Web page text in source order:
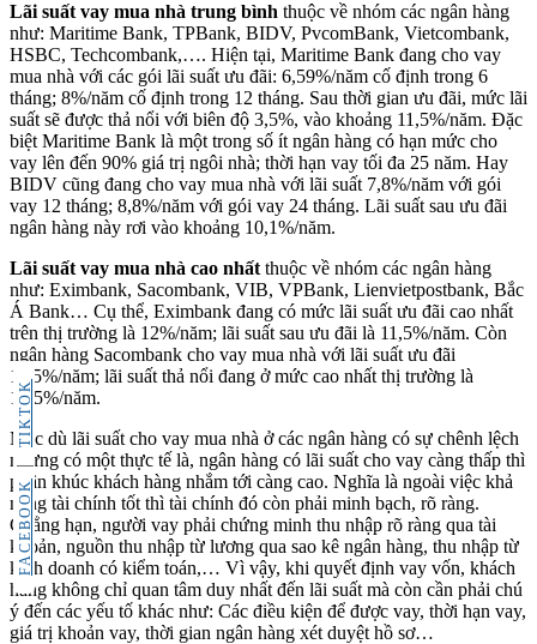
FACEBOOK
TIKTOK
Lãi suất vay mua nhà trung bình thuộc về nhóm các ngân hàng
như: Maritime Bank, TPBank, BIDV, PvcomBank, Vietcombank,
HSBC, Techcombank,…. Hiện tại, Maritime Bank đang cho vay
mua nhà với các gói lãi suất ưu đãi: 6,59%/năm cố định trong 6
tháng; 8%/năm cố định trong 12 tháng. Sau thời gian ưu đãi, mức lãi
suất sẽ được thả nổi với biên độ 3,5%, vào khoảng 11,5%/năm. Đặc
biệt Maritime Bank là một trong số ít ngân hàng có hạn mức cho
vay lên đến 90% giá trị ngôi nhà; thời hạn vay tối đa 25 năm. Hay
BIDV cũng đang cho vay mua nhà với lãi suất 7,8%/năm với gói
vay 12 tháng; 8,8%/năm với gói vay 24 tháng. Lãi suất sau ưu đãi
ngân hàng này rơi vào khoảng 10,1%/năm.
Lãi suất vay mua nhà cao nhất thuộc về nhóm các ngân hàng
như: Eximbank, Sacombank, VIB, VPBank, Lienvietpostbank, Bắc
Á Bank… Cụ thể, Eximbank đang có mức lãi suất ưu đãi cao nhất
trên thị trường là 12%/năm; lãi suất sau ưu đãi là 11,5%/năm. Còn
ngân hàng Sacombank cho vay mua nhà với lãi suất ưu đãi
11,5%/năm; lãi suất thả nổi đang ở mức cao nhất thị trường là
12,5%/năm.
Mặc dù lãi suất cho vay mua nhà ở các ngân hàng có sự chênh lệch
nhưng có một thực tế là, ngân hàng có lãi suất cho vay càng thấp thì
phân khúc khách hàng nhắm tới càng cao. Nghĩa là ngoài việc khả
năng tài chính tốt thì tài chính đó còn phải minh bạch, rõ ràng.
Chẳng hạn, người vay phải chứng minh thu nhập rõ ràng qua tài
khoản, nguồn thu nhập từ lương qua sao kê ngân hàng, thu nhập từ
kinh doanh có kiểm toán,… Vì vậy, khi quyết định vay vốn, khách
hàng không chỉ quan tâm duy nhất đến lãi suất mà còn cần phải chú
ý đến các yếu tố khác như: Các điều kiện để được vay, thời hạn vay,
giá trị khoản vay, thời gian ngân hàng xét duyệt hồ sơ…